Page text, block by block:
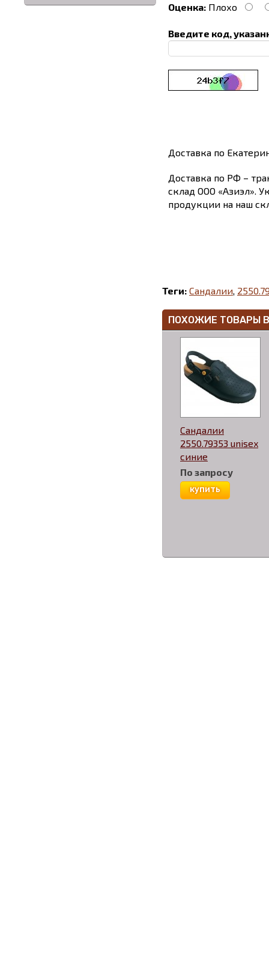
Оценка: Плохо
Введите код,
Доставка по
Доставка по РФ –
склад ООО «Азиэл».
продукции на наш
Теги: Сандалии
ПОХОЖИЕ ТОВАРЫ
Сандалии
2550.79353 unisex
синие
По запросу
купить